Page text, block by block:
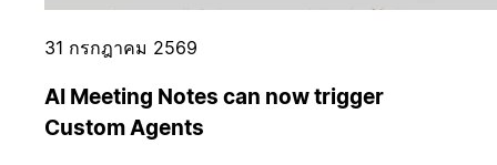
31 กรกฎาคม 2569
AI Meeting Notes can now trigger
Custom Agents